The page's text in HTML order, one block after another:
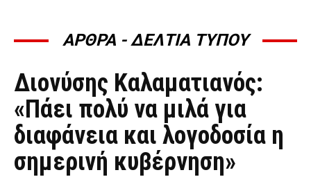
ΑΡΘΡΑ - ΔΕΛΤΙΑ ΤΥΠΟΥ
ΆΡΘΡΑ - ΔΕΛΤΊΑ ΤΎΠΟΥ
Διονύσης Καλαματιανός:
«Πάει πολύ να μιλά για
διαφάνεια και λογοδοσία η
σημερινή κυβέρνηση»